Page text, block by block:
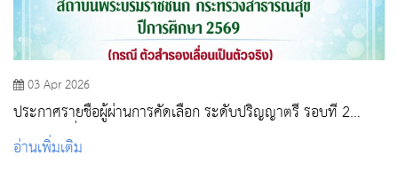
03 Apr 2026
ประกาศรายชื่อผู้ผ่านการคัดเลือก ระดับปริญญาตรี รอบที่ 2
Quota (เพิ่มเติม) สถาบันพระบรมราชชนก กระทรวงสาธารณสุข
ปีการศึกษา 2569 (กรณี ตัวสำรองเลื่อนเป็นจริง)
อ่านเพิ่มเติม